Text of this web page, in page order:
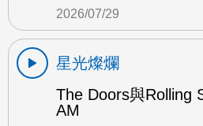
2026/07/29
星光燦爛
The Doors與Rolling
AM